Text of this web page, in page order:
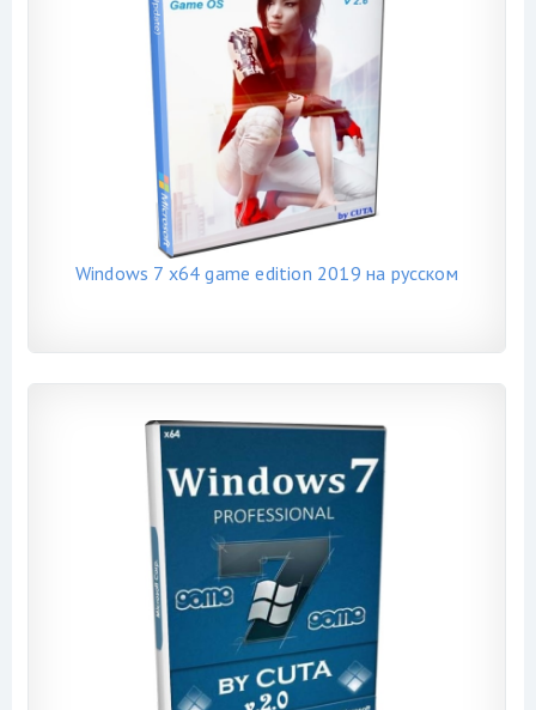
Windows 7 x64 game edition 2019 на русском